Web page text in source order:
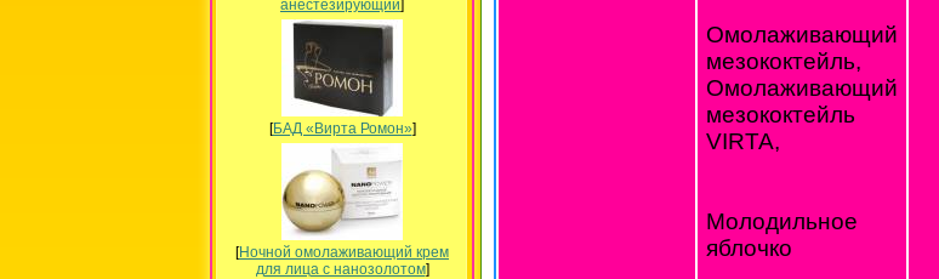
анестезирующий]
[БАД «Вирта Ромон»]
[Ночной омолаживающий крем
для лица с нанозолотом]
Омолаживающий
мезококтейль,
Омолаживающий
мезококтейль
VIRTA,
Молодильное
яблочко